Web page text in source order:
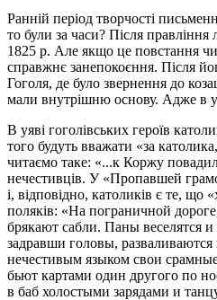
Ранній період творчості
то були за часи? Після
1825 р. Але якщо це повстання
справжнє занепокоєння. Після
Гоголя, де було звернення до
мали внутрішню основу. Адже в
В уяві гоголівських героїв
того будуть вважати «за
читаємо таке: «...к Коржу
нечестивців. У «Пропавшей
і, відповідно, католиків є те,
поляків: «На пограничной
брякают сабли. Паны веселятся
задравши головы,
нечестивым языком свои
бьют картами один другого по
в баб холостыми зарядами и